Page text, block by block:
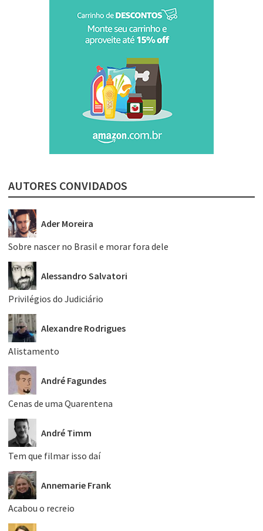
AUTORES CONVIDADOS
Ader Moreira
Sobre nascer no Brasil e morar fora dele
Alessandro Salvatori
Privilégios do Judiciário
Alexandre Rodrigues
Alistamento
André Fagundes
Cenas de uma Quarentena
André Timm
Tem que filmar isso daí
Annemarie Frank
Acabou o recreio